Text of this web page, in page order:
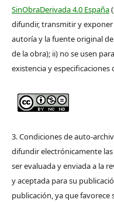
SinObraDerivada 4.0 España(
difundir, transmitir y
autoría y la fuente original
de la obra); ii) no se usen
existencia y especificaciones
3. Condiciones de auto-
difundir electrónicamente
ser evaluada y enviada a la
y aceptada para su
publicación, ya que